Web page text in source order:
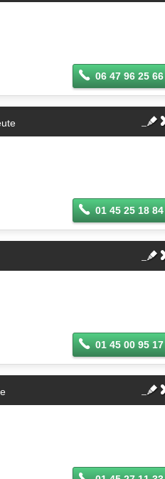
mettez à
sur votre
06 47 96 25 66
01 45 25 18 84
01 45 00 95 17